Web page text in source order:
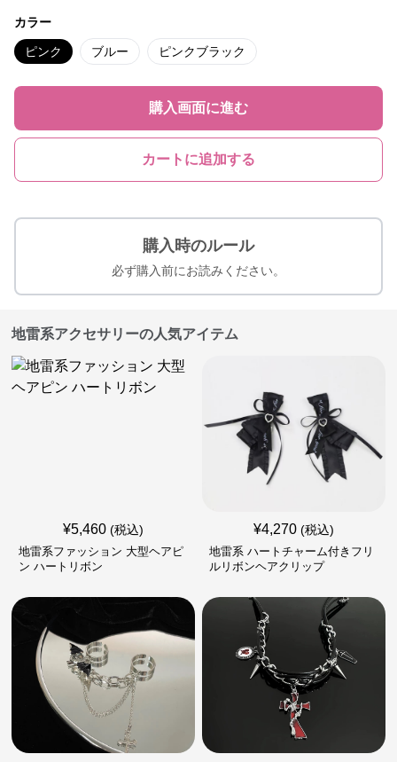
カラー
ピンク ブルー ピンクブラック
購入画面に進む
カートに追加する
購入時のルール
必ず購入前にお読みください。
地雷系アクセサリーの人気アイテム
¥5,460 (税込)
地雷系ファッション 大型ヘアピ
ン ハートリボン
¥4,270 (税込)
地雷系 ハートチャーム付きフリ
ルリボンヘアクリップ